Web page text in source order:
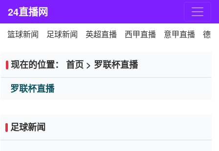
24直播网
篮球新闻 足球新闻 英超直播 西甲直播 意甲直播 德
现在的位置： 首页 > 罗联杯直播
罗联杯直播
足球新闻